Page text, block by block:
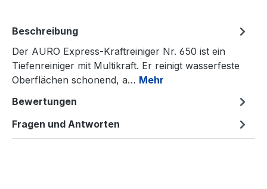
Beschreibung
Der AURO Express-Kraftreiniger Nr. 650 ist ein
Tiefenreiniger mit Multikraft. Er reinigt wasserfeste
Oberflächen schonend, a… Mehr
Bewertungen
Fragen und Antworten